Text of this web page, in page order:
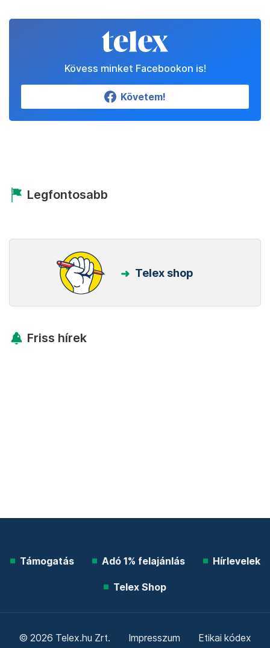
Kövess minket Facebookon is!
Követem!
Legfontosabb
Telex shop
Friss hírek
Támogatás Adó 1% felajánlás Hírlevelek
Telex Shop
© 2026 Telex.hu Zrt. Impresszum Etikai kódex